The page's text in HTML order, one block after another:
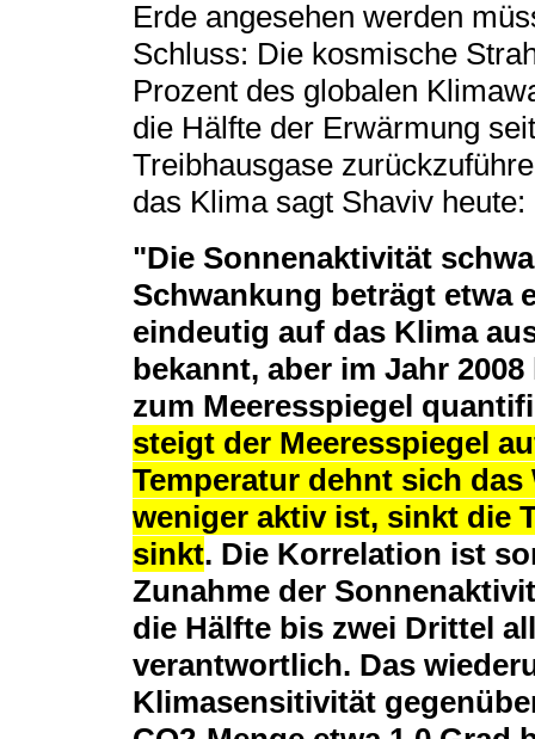
Erde angesehen werden
Schluss: Die kosmische
Prozent des globalen
die Hälfte der Erwärmung
Treibhausgase
das Klima sagt Shaviv heute:
"Die Sonnenaktivität
Schwankung beträgt etwa
eindeutig auf das Klima
bekannt, aber im Jahr
zum Meeresspiegel
steigt der Meeresspiegel
Temperatur dehnt sich das
weniger aktiv ist, sinkt die
sinkt. Die Korrelation ist
Zunahme der
die Hälfte bis zwei Drittel
verantwortlich. Das
Klimasensitivität